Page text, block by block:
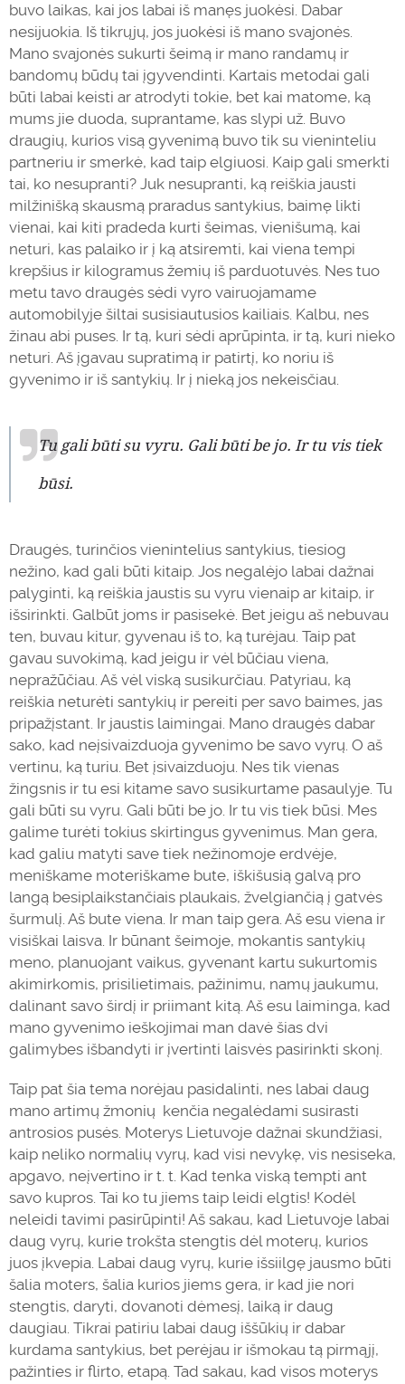
buvo laikas, kai jos labai iš manęs juokėsi. Dabar
nesijuokia. Iš tikrųjų, jos juokėsi iš mano svajonės.
Mano svajonės sukurti šeimą ir mano randamų ir
bandomų būdų tai įgyvendinti. Kartais metodai gali
būti labai keisti ar atrodyti tokie, bet kai matome, ką
mums jie duoda, suprantame, kas slypi už. Buvo
draugių, kurios visą gyvenimą buvo tik su vieninteliu
partneriu ir smerkė, kad taip elgiuosi. Kaip gali smerkti
tai, ko nesupranti? Juk nesupranti, ką reiškia jausti
milžinišką skausmą praradus santykius, baimę likti
vienai, kai kiti pradeda kurti šeimas, vienišumą, kai
neturi, kas palaiko ir į ką atsiremti, kai viena tempi
krepšius ir kilogramus žemių iš parduotuvės. Nes tuo
metu tavo draugės sėdi vyro vairuojamame
automobilyje šiltai susisiautusios kailiais. Kalbu, nes
žinau abi puses. Ir tą, kuri sėdi aprūpinta, ir tą, kuri nieko
neturi. Aš įgavau supratimą ir patirtį, ko noriu iš
gyvenimo ir iš santykių. Ir į nieką jos nekeisčiau.
Tu gali būti su vyru. Gali būti be jo. Ir tu vis tiek
būsi.
Draugės, turinčios vienintelius santykius, tiesiog
nežino, kad gali būti kitaip. Jos negalėjo labai dažnai
palyginti, ką reiškia jaustis su vyru vienaip ar kitaip, ir
išsirinkti. Galbūt joms ir pasisekė. Bet jeigu aš nebuvau
ten, buvau kitur, gyvenau iš to, ką turėjau. Taip pat
gavau suvokimą, kad jeigu ir vėl būčiau viena,
nepražūčiau. Aš vėl viską susikurčiau. Patyriau, ką
reiškia neturėti santykių ir pereiti per savo baimes, jas
pripažįstant. Ir jaustis laimingai. Mano draugės dabar
sako, kad neįsivaizduoja gyvenimo be savo vyrų. O aš
vertinu, ką turiu. Bet įsivaizduoju. Nes tik vienas
žingsnis ir tu esi kitame savo susikurtame pasaulyje. Tu
gali būti su vyru. Gali būti be jo. Ir tu vis tiek būsi. Mes
galime turėti tokius skirtingus gyvenimus. Man gera,
kad galiu matyti save tiek nežinomoje erdvėje,
meniškame moteriškame bute, iškišusią galvą pro
langą besiplaikstančiais plaukais, žvelgiančią į gatvės
šurmulį. Aš bute viena. Ir man taip gera. Aš esu viena ir
visiškai laisva. Ir būnant šeimoje, mokantis santykių
meno, planuojant vaikus, gyvenant kartu sukurtomis
akimirkomis, prisilietimais, pažinimu, namų jaukumu,
dalinant savo širdį ir priimant kitą. Aš esu laiminga, kad
mano gyvenimo ieškojimai man davė šias dvi
galimybes išbandyti ir įvertinti laisvės pasirinkti skonį.
Taip pat šia tema norėjau pasidalinti, nes labai daug
mano artimų žmonių kenčia negalėdami susirasti
antrosios pusės. Moterys Lietuvoje dažnai skundžiasi,
kaip neliko normalių vyrų, kad visi nevykę, vis nesiseka,
apgavo, neįvertino ir t. t. Kad tenka viską tempti ant
savo kupros. Tai ko tu jiems taip leidi elgtis! Kodėl
neleidi tavimi pasirūpinti! Aš sakau, kad Lietuvoje labai
daug vyrų, kurie trokšta stengtis dėl moterų, kurios
juos įkvepia. Labai daug vyrų, kurie išsiilgę jausmo būti
šalia moters, šalia kurios jiems gera, ir kad jie nori
stengtis, daryti, dovanoti dėmesį, laiką ir daug
daugiau. Tikrai patiriu labai daug iššūkių ir dabar
kurdama santykius, bet perėjau ir išmokau tą pirmąjį,
pažinties ir flirto, etapą. Tad sakau, kad visos moterys